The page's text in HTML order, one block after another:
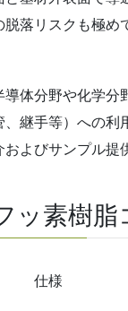
脱落リスクも極
体分野や化学分
、継手等）への
よびサンプル提
ッ素樹
様